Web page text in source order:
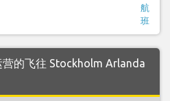
航
班
的飞往 Stockholm Arlanda